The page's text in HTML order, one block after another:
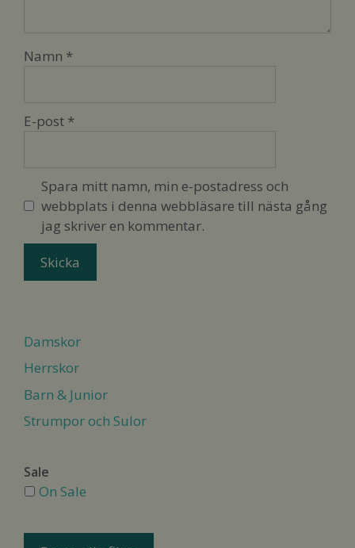
Namn *
E-post *
Spara mitt namn, min e-postadress och
webbplats i denna webbläsare till nästa gång
jag skriver en kommentar.
Damskor
Herrskor
Barn & Junior
Strumpor och Sulor
Sale
On Sale